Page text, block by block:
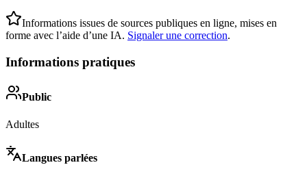
Informations issues de sources publiques en ligne, mises en
forme avec l’aide d’une IA. Signaler une correction.
Informations pratiques
Public
Adultes
Langues parlées